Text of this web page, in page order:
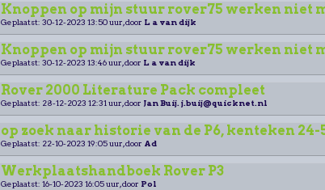
Knoppen op mijn stuur rover75 werken niet
Geplaatst: 30-12-2023 13:50 uur, door L a van dijk
Knoppen op mijn stuur rover75 werken niet
Geplaatst: 30-12-2023 13:46 uur, door L a van dijk
Rover 2000 Literature Pack compleet
Geplaatst: 28-12-2023 12:31 uur, door Jan Buij. j.buij@quicknet.nl
op zoek naar historie van de P6, kenteken 24-
Geplaatst: 22-10-2023 19:05 uur, door Ad
Werkplaatshandboek Rover P3
Geplaatst: 16-10-2023 16:05 uur, door Pol